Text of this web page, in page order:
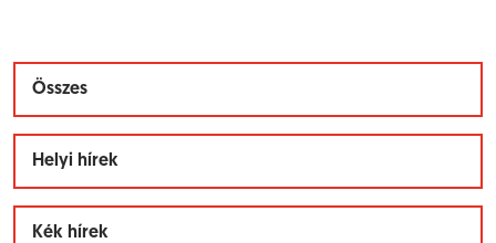
Összes
Helyi hírek
Kék hírek